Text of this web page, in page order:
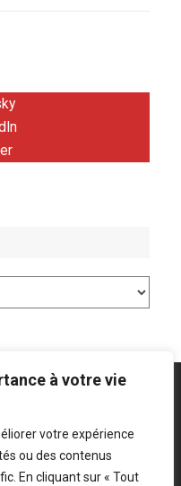
à votre vie
votre expérience
ou des contenus
En cliquant sur « Tout